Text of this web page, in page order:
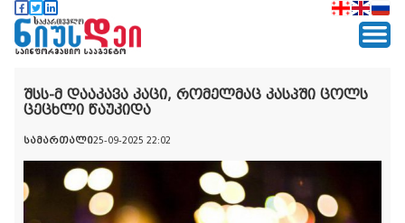
შსს-მ დააკავა კაცი, რომელმაც კასპში ცოლს
ცეცხლი წაუკიდა
სამართალი25-09-2025 22:02